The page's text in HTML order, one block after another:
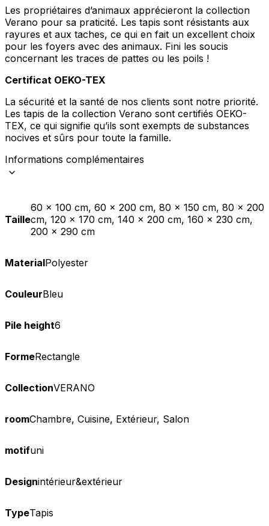
Les propriétaires d’animaux apprécieront la collection
Verano pour sa praticité. Les tapis sont résistants aux
rayures et aux taches, ce qui en fait un excellent choix
pour les foyers avec des animaux. Fini les soucis
concernant les traces de pattes ou les poils !
Certificat OEKO-TEX
La sécurité et la santé de nos clients sont notre priorité.
Les tapis de la collection Verano sont certifiés OEKO-
TEX, ce qui signifie qu’ils sont exempts de substances
nocives et sûrs pour toute la famille.
Informations complémentaires
Taille
60 x 100 cm, 60 x 200 cm, 80 x 150 cm, 80 x 200
cm, 120 x 170 cm, 140 x 200 cm, 160 x 230 cm,
200 x 290 cm
MaterialPolyester
CouleurBleu
Pile height6
FormeRectangle
CollectionVERANO
roomChambre, Cuisine, Extérieur, Salon
motifuni
Designintérieur&extérieur
TypeTapis